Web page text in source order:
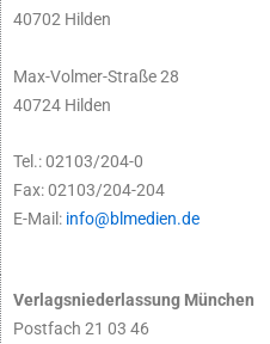
40702 Hilden
Max-Volmer-Straße 28
40724 Hilden
Tel.: 02103/204-0
Fax: 02103/204-204
E-Mail: info@blmedien.de
Verlagsniederlassung München
Postfach 21 03 46